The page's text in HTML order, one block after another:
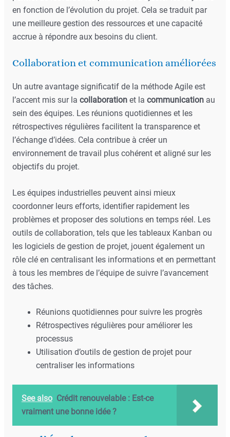
en fonction de l’évolution du projet. Cela se traduit par
une meilleure gestion des ressources et une capacité
accrue à répondre aux besoins du client.
Collaboration et communication améliorées
Un autre avantage significatif de la méthode Agile est
l’accent mis sur la collaborationet la communicationau
sein des équipes. Les réunions quotidiennes et les
rétrospectives régulières facilitent la transparence et
l’échange d’idées. Cela contribue à créer un
environnement de travail plus cohérent et aligné sur les
objectifs du projet.
Les équipes industrielles peuvent ainsi mieux
coordonner leurs efforts, identifier rapidement les
problèmes et proposer des solutions en temps réel. Les
outils de collaboration, tels que les tableaux Kanban ou
les logiciels de gestion de projet, jouent également un
rôle clé en centralisant les informations et en permettant
à tous les membres de l’équipe de suivre l’avancement
des tâches.
Réunions quotidiennes pour suivre les progrès
Rétrospectives régulières pour améliorer les
processus
Utilisation d’outils de gestion de projet pour
centraliser les informations
See also Crédit renouvelable : Est-ce
vraiment une bonne idée ?